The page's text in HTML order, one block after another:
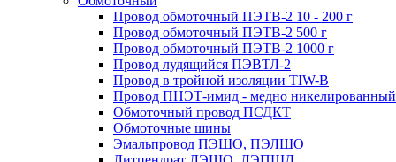
Провод обмоточный ПЭТВ-2 10 - 200 г
Провод обмоточный ПЭТВ-2 500 г
Провод обмоточный ПЭТВ-2 1000 г
Провод лудящийся ПЭВТЛ-2
Провод в тройной изоляции TIW-B
Провод ПНЭТ-имид - медно никелированный
Обмоточный провод ПСДКТ
Обмоточные шины
Эмальпровод ПЭШО, ПЭЛШО